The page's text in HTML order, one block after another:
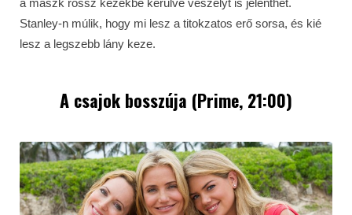
a maszk rossz kezekbe kerülve veszélyt is jelenthet.
Stanley-n múlik, hogy mi lesz a titokzatos erő sorsa, és kié
lesz a legszebb lány keze.
A csajok bosszúja (Prime, 21:00)